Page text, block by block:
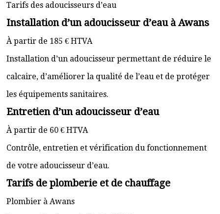
Tarifs des adoucisseurs d’eau
Installation d’un adoucisseur d’eau à Awans
À partir de 185 € HTVA
Installation d’un adoucisseur permettant de réduire le
calcaire, d’améliorer la qualité de l’eau et de protéger
les équipements sanitaires.
Entretien d’un adoucisseur d’eau
À partir de 60 € HTVA
Contrôle, entretien et vérification du fonctionnement
de votre adoucisseur d’eau.
Tarifs de plomberie et de chauffage
Plombier à Awans